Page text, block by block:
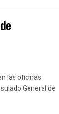
las oficinas
General de